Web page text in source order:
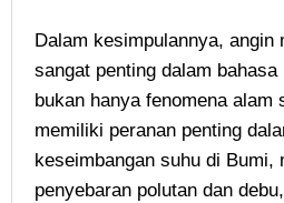
Dalam kesimpulannya, angin
sangat penting dalam bahasa
bukan hanya fenomena alam
memiliki peranan penting
keseimbangan suhu di Bumi,
penyebaran polutan dan